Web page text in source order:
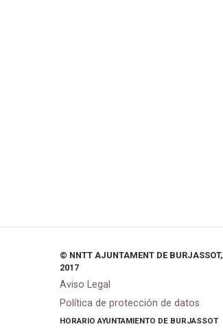
© NNTT AJUNTAMENT DE BURJASSOT,
2017
Aviso Legal
Política de protección de datos
HORARIO AYUNTAMIENTO DE BURJASSOT